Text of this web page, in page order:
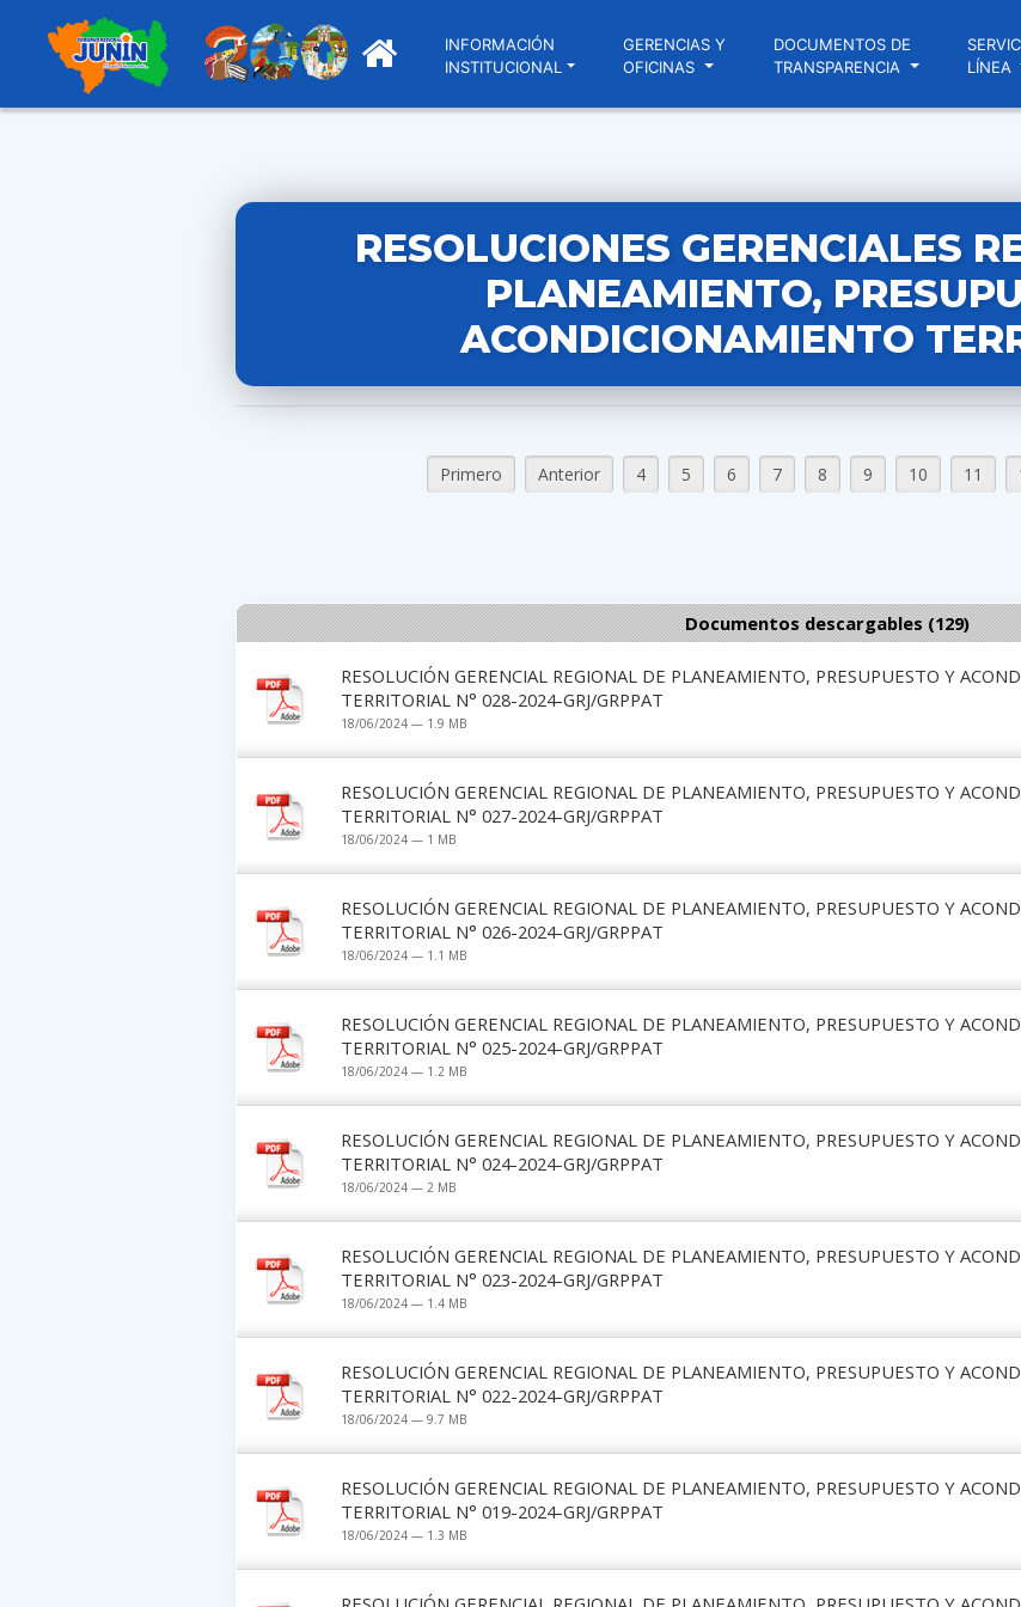
INFORMACIÓN
INSTITUCIONAL
GERENCIAS Y
OFICINAS
DOCUMENTOS DE
TRANSPARENCIA
LÍNEA
RESOLUCIONES GERENCIALES
PLANEAMIENTO,
ACONDICIONAMIENTO
Primero Anterior 4 5 6 7 8 9 10 11
Documentos descargables (129)
RESOLUCIÓN GERENCIAL REGIONAL DE PLANEAMIENTO, PRESUPUESTO Y
TERRITORIAL N° 028-2024-GRJ/GRPPAT
18/06/2024 — 1.9 MB
RESOLUCIÓN GERENCIAL REGIONAL DE PLANEAMIENTO, PRESUPUESTO Y
TERRITORIAL N° 027-2024-GRJ/GRPPAT
18/06/2024 — 1 MB
RESOLUCIÓN GERENCIAL REGIONAL DE PLANEAMIENTO, PRESUPUESTO Y
TERRITORIAL N° 026-2024-GRJ/GRPPAT
18/06/2024 — 1.1 MB
RESOLUCIÓN GERENCIAL REGIONAL DE PLANEAMIENTO, PRESUPUESTO Y
TERRITORIAL N° 025-2024-GRJ/GRPPAT
18/06/2024 — 1.2 MB
RESOLUCIÓN GERENCIAL REGIONAL DE PLANEAMIENTO, PRESUPUESTO Y
TERRITORIAL N° 024-2024-GRJ/GRPPAT
18/06/2024 — 2 MB
RESOLUCIÓN GERENCIAL REGIONAL DE PLANEAMIENTO, PRESUPUESTO Y
TERRITORIAL N° 023-2024-GRJ/GRPPAT
18/06/2024 — 1.4 MB
RESOLUCIÓN GERENCIAL REGIONAL DE PLANEAMIENTO, PRESUPUESTO Y
TERRITORIAL N° 022-2024-GRJ/GRPPAT
18/06/2024 — 9.7 MB
RESOLUCIÓN GERENCIAL REGIONAL DE PLANEAMIENTO, PRESUPUESTO Y
TERRITORIAL N° 019-2024-GRJ/GRPPAT
18/06/2024 — 1.3 MB